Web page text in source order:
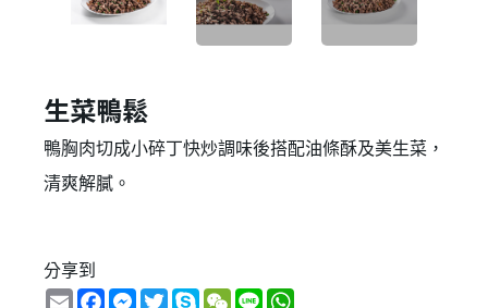
生菜鴨鬆
鴨胸肉切成小碎丁快炒調味後搭配油條酥及美生菜，
清爽解膩。
分享到
EmailFacebook
Messenger
TwitterSkypeWeChat
Line